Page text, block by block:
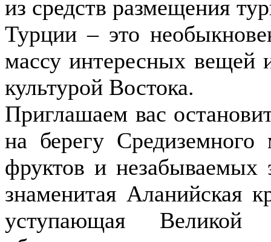
из средств размещения
Турции – это
массу интересных вещей
культурой Востока.
Приглашаем вас
на берегу
фруктов и незабываемых
знаменитая Аланийская
уступающая Великой